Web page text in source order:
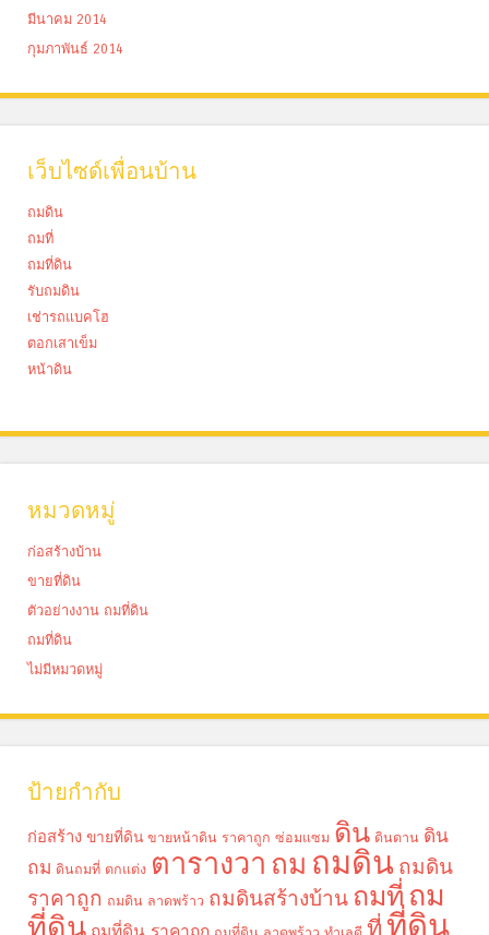
มีนาคม 2014
กุมภาพันธ์ 2014
เว็บไซด์เพื่อนบ้าน
ถมดิน
ถมที่
ถมที่ดิน
รับถมดิน
เช่ารถแบคโฮ
ตอกเสาเข็ม
หน้าดิน
หมวดหมู่
ก่อสร้างบ้าน
ขายที่ดิน
ตัวอย่างงาน ถมที่ดิน
ถมที่ดิน
ไม่มีหมวดหมู่
ป้ายกำกับ
ก่อสร้าง ขายที่ดิน ขายหน้าดิน ราคาถูก ซ่อมแซม ดิน ดินดาน ดิน
ถม ดินถมที่ ตกแต่ง ตารางวา ถม ถมดิน ถมดิน
ราคาถูก ถมดิน ลาดพร้าว ถมดินสร้างบ้าน ถมที่ถม
ที่ดิน
ที่ ที่ดิน